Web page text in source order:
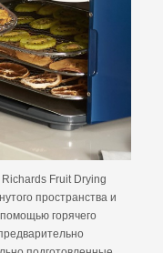
Fruit Drying
пространства и
горячего